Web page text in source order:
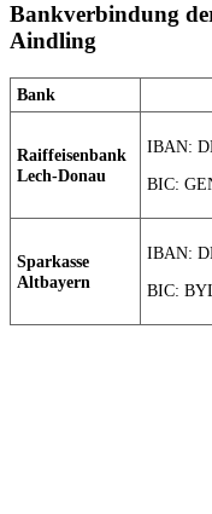
Bankverbindung
Aindling
Bank
Raiffeisenbank
Lech-Donau
IBAN:
BIC:
Sparkasse
Altbayern
IBAN:
BIC: